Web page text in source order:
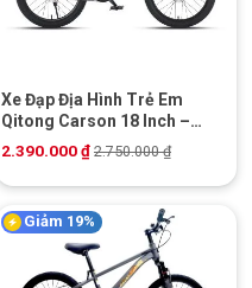
Xe Đạp Địa Hình Trẻ Em
Qitong Carson 18 Inch –
Phanh Đĩa Cơ
2.390.000₫ 2.750.000₫
Giảm 19%